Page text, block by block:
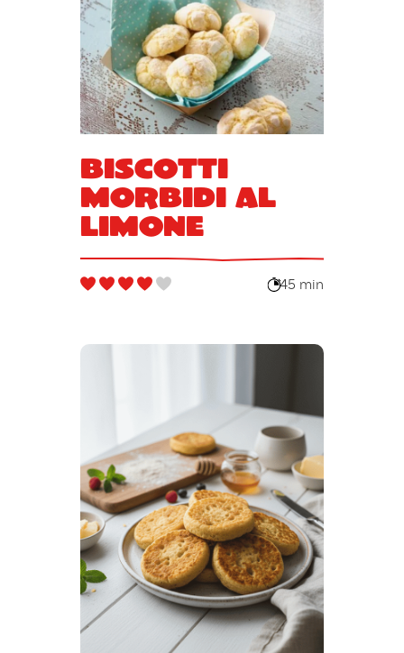
Biscotti
morbidi al
limone
45 min